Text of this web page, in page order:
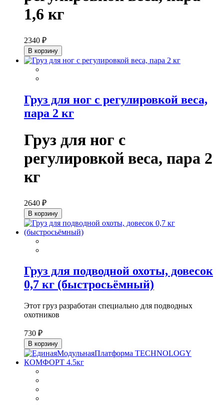
1,6 кг
2340 ₽
В корзину
Груз для ног с регулировкой веса,
пара 2 кг
Груз для ног с
регулировкой веса, пара 2
кг
2640 ₽
В корзину
Груз для подводной охоты, довесок
0,7 кг (быстросьёмный)
Этот груз разработан специально для подводных
охотников
730 ₽
В корзину